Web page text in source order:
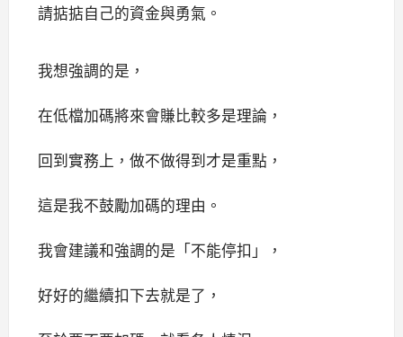
請掂掂自己的資金與勇氣。
我想強調的是，
在低檔加碼將來會賺比較多是理論，
回到實務上，做不做得到才是重點，
這是我不鼓勵加碼的理由。
我會建議和強調的是「不能停扣」，
好好的繼續扣下去就是了，